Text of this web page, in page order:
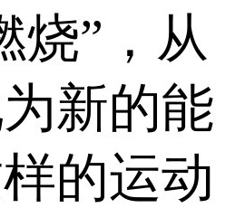
烧”，从
新的能
的运动